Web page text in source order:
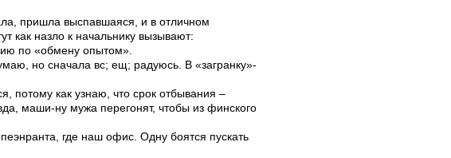
пришла выспавшаяся, и в отличном
как назло к начальнику вызывают:
по «обмену опытом».
но сначала вс; ещ; радуюсь. В «загранку»-
потому как узнаю, что срок отбывания –
маши-ну мужа перегонят, чтобы из финского
где наш офис. Одну боятся пускать